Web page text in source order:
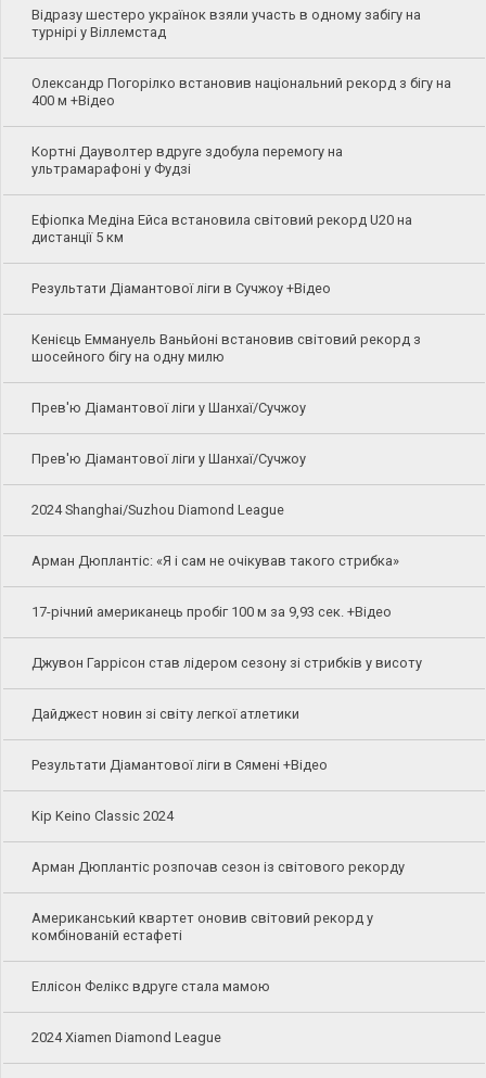
Відразу шестеро українок взяли участь в одному забігу на
турнірі у Віллемстад
Олександр Погорілко встановив національний рекорд з бігу на
400 м +Відео
Кортні Дауволтер вдруге здобула перемогу на
ультрамарафоні у Фудзі
Ефіопка Медіна Ейса встановила світовий рекорд U20 на
дистанції 5 км
Результати Діамантової ліги в Сучжоу +Відео
Кенієць Еммануель Ваньйоні встановив світовий рекорд з
шосейного бігу на одну милю
Прев'ю Діамантової ліги у Шанхаї/Сучжоу
Прев'ю Діамантової ліги у Шанхаї/Сучжоу
2024 Shanghai/Suzhou Diamond League
Арман Дюплантіс: «Я і сам не очікував такого стрибка»
17-річний американець пробіг 100 м за 9,93 сек. +Відео
Джувон Гаррісон став лідером сезону зі стрибків у висоту
Дайджест новин зі світу легкої атлетики
Результати Діамантової ліги в Сямені +Відео
Kip Keino Classic 2024
Арман Дюплантіс розпочав сезон із світового рекорду
Американський квартет оновив світовий рекорд у
комбінованій естафеті
Еллісон Фелікс вдруге стала мамою
2024 Xiamen Diamond League